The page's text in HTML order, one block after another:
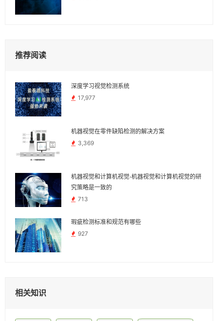
推荐阅读
深度学习视觉检测系统
17,977
机器视觉在零件缺陷检测的解决方案
3,369
机器视觉和计算机视觉-机器视觉和计算机视觉的研
究策略是一致的
713
瑕疵检测标准和规范有哪些
927
相关知识